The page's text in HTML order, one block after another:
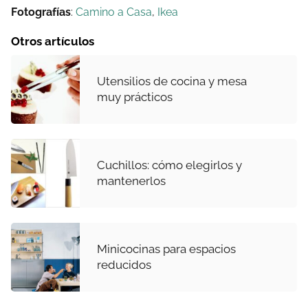
Fotografías: Camino a Casa, Ikea
Otros artículos
Utensilios de cocina y mesa
muy prácticos
Cuchillos: cómo elegirlos y
mantenerlos
Minicocinas para espacios
reducidos